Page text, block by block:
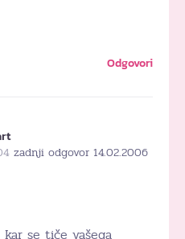
Odgovori
zadnji odgovor 14.02.2006
se tiče vašega